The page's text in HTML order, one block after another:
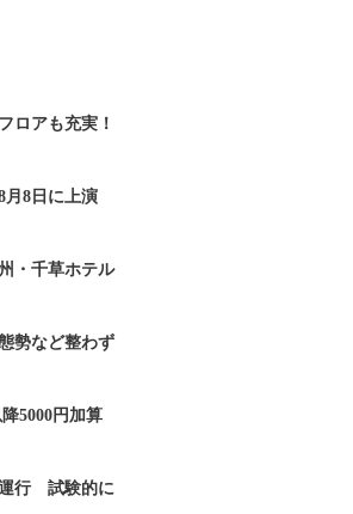
ロアも充実！
月8日に上演
・千草ホテル
勢など整わず
5000円加算
運行 試験的に